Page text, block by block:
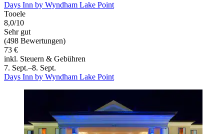
Days Inn by Wyndham Lake Point
Tooele
8,0/10
Sehr gut
(498 Bewertungen)
73 €
inkl. Steuern & Gebühren
7. Sept.–8. Sept.
Days Inn by Wyndham Lake Point